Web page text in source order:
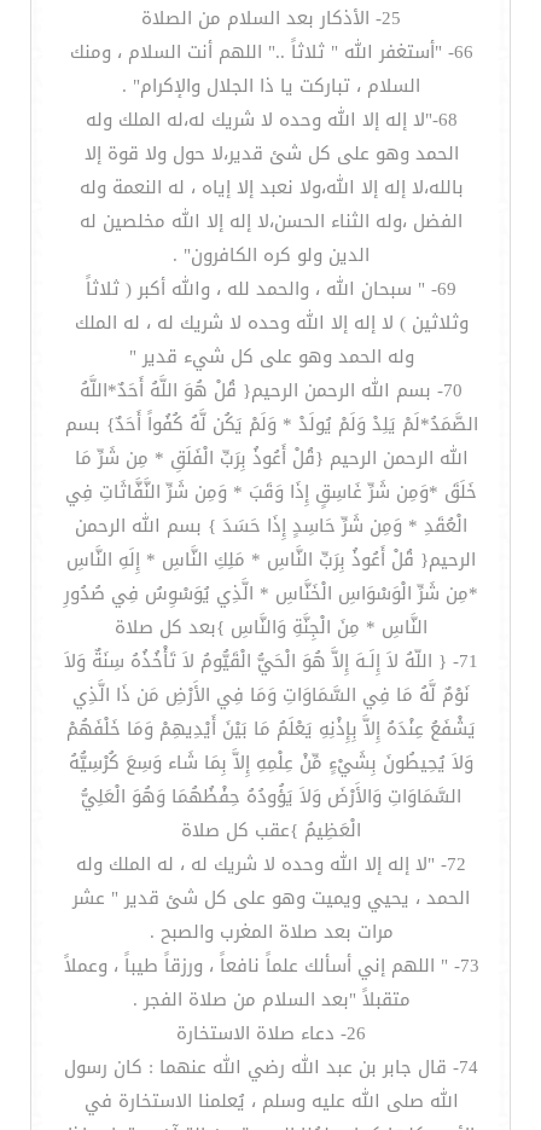
25- الأذكار بعد السلام من الصلاة
66- "أستغفر الله " ثلاثاً .." اللهم أنت السلام ، ومنك
السلام ، تباركت يا ذا الجلال والإكرام" .
68-"لا إله إلا الله وحده لا شريك له،له الملك وله
الحمد وهو على كل شئ قدير،لا حول ولا قوة إلا
بالله،لا إله إلا الله،ولا نعبد إلا إياه ، له النعمة وله
الفضل ،وله الثناء الحسن،لا إله إلا الله مخلصين له
الدين ولو كره الكافرون" .
69- " سبحان الله ، والحمد لله ، والله أكبر ( ثلاثاً
وثلاثين ) لا إله إلا الله وحده لا شريك له ، له الملك
وله الحمد وهو على كل شيء قدير "
70- بسم الله الرحمن الرحيم{ قُلْ هُوَ اللَّهُ أَحَدٌ*اللَّهُ
الصَّمَدُ*لَمْ يَلِدْ وَلَمْ يُولَدْ * وَلَمْ يَكُن لَّهُ كُفُواً أَحَدٌ} بسم
الله الرحمن الرحيم {قُلْ أَعُوذُ بِرَبِّ الْفَلَقِ * مِن شَرِّ مَا
خَلَقَ *وَمِن شَرِّ غَاسِقٍ إِذَا وَقَبَ * وَمِن شَرِّ النَّفَّاثَاتِ فِي
الْعُقَدِ * وَمِن شَرِّ حَاسِدٍ إِذَا حَسَدَ } بسم الله الرحمن
الرحيم{ قُلْ أَعُوذُ بِرَبِّ النَّاسِ * مَلِكِ النَّاسِ * إِلَهِ النَّاسِ
*مِن شَرِّ الْوَسْوَاسِ الْخَنَّاسِ * الَّذِي يُوَسْوِسُ فِي صُدُورِ
النَّاسِ * مِنَ الْجِنَّةِ وَالنَّاسِ }بعد كل صلاة
71- { اللّهُ لاَ إِلَـهَ إِلاَّ هُوَ الْحَيُّ الْقَيُّومُ لاَ تَأْخُذُهُ سِنَةٌ وَلاَ
نَوْمٌ لَّهُ مَا فِي السَّمَاوَاتِ وَمَا فِي الأَرْضِ مَن ذَا الَّذِي
يَشْفَعُ عِنْدَهُ إِلاَّ بِإِذْنِهِ يَعْلَمُ مَا بَيْنَ أَيْدِيهِمْ وَمَا خَلْفَهُمْ
وَلاَ يُحِيطُونَ بِشَيْءٍ مِّنْ عِلْمِهِ إِلاَّ بِمَا شَاء وَسِعَ كُرْسِيُّهُ
السَّمَاوَاتِ وَالأَرْضَ وَلاَ يَؤُودُهُ حِفْظُهُمَا وَهُوَ الْعَلِيُّ
الْعَظِيمُ }عقب كل صلاة
72- "لا إله إلا الله وحده لا شريك له ، له الملك وله
الحمد ، يحيي ويميت وهو على كل شئ قدير " عشر
مرات بعد صلاة المغرب والصبح .
73- " اللهم إني أسألك علماً نافعاً ، ورزقاً طيباً ، وعملاً
متقبلاً "بعد السلام من صلاة الفجر .
26- دعاء صلاة الاستخارة
74- قال جابر بن عبد الله رضي الله عنهما : كان رسول
الله صلى الله عليه وسلم ، يُعلمنا الاستخارة في